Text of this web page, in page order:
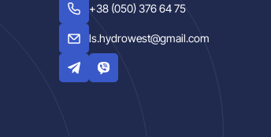
+38 (050) 376 64 75
ls.hydrowest@gmail.com